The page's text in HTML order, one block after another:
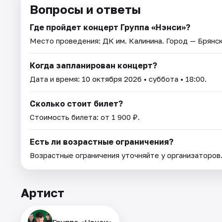
Вопросы и ответы
Где пройдет концерт Группа «Нэнси»?
Место проведения: ДК им. Калинина. Город —
Когда запланирован концерт?
Дата и время: 10 октября 2026 • суббота • 18:00.
Сколько стоит билет?
Стоимость билета: от 1 900 ₽.
Есть ли возрастные ограничения?
Возрастные ограничения уточняйте у организаторов.
Артист